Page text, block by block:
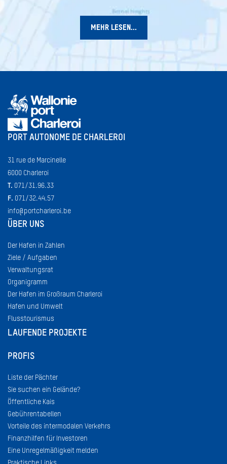
MEHR LESEN...
PORT AUTONOME DE CHARLEROI
31 rue de Marcinelle
6000 Charleroi
T. 071/31.96.33
F. 071/32.44.57
info@portcharleroi.be
ÜBER UNS
Der Hafen in Zahlen
Ziele / Aufgaben
Verwaltungsrat
Organigramm
Der Hafen im Großraum Charleroi
Hafen und Umwelt
Flusstourismus
LAUFENDE PROJEKTE
PROFIS
Liste der Pächter
Sie suchen ein Gelände?
Öffentliche Kais
Gebührentabellen
Vorteile des intermodalen Verkehrs
Finanzhilfen für Investoren
Eine Unregelmäßigkeit melden